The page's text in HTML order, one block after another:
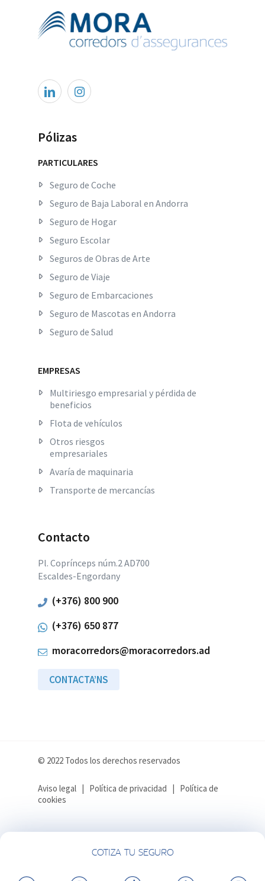
COTIZA TU SEGURO
Pólizas
PARTICULARES
Seguro de Coche
Seguro de Baja Laboral en Andorra
Seguro de Hogar
Seguro Escolar
Seguros de Obras de Arte
Seguro de Viaje
Seguro de Embarcaciones
Seguro de Mascotas en Andorra
Seguro de Salud
EMPRESAS
Multiriesgo empresarial y pérdida de
beneficios
Flota de vehículos
Otros riesgos
empresariales
Avaría de maquinaria
Transporte de mercancías
Contacto
Pl. Coprínceps núm.2 AD700
Escaldes-Engordany
(+376) 800 900
(+376) 650 877
moracorredors@moracorredors.ad
CONTACTA’NS
© 2022 Todos los derechos reservados
Aviso legal | Política de privacidad | Política de
cookies